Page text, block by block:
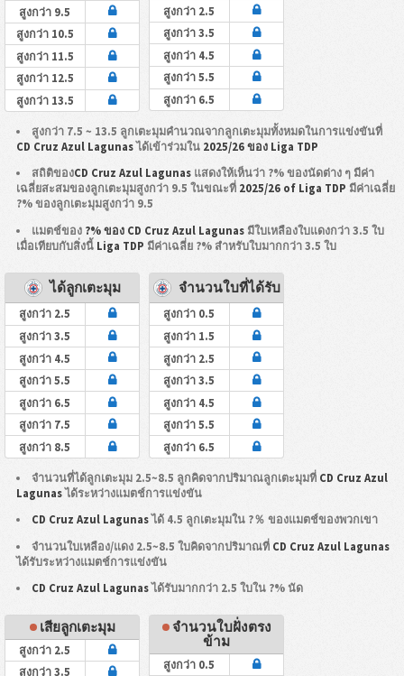
สูงกว่า 9.5
สูงกว่า 10.5
สูงกว่า 11.5
สูงกว่า 12.5
สูงกว่า 13.5
สูงกว่า 2.5
สูงกว่า 3.5
สูงกว่า 4.5
สูงกว่า 5.5
สูงกว่า 6.5
สูงกว่า 7.5 ~ 13.5 ลูกเตะมุมคำนวณจากลูกเตะมุมทั้งหมดในการแข่งขันที่
CD Cruz Azul Lagunasได้เข้าร่วมใน 2025/26 ของ Liga TDP
สถิติของCD Cruz Azul Lagunas แสดงให้เห็นว่า ?% ของนัดต่าง ๆ มีค่า
เฉลี่ยสะสมของลูกเตะมุมสูงกว่า 9.5 ในขณะที่ 2025/26 of Liga TDP มีค่าเฉลี่ย
?% ของลูกเตะมุมสูงกว่า 9.5
แมตช์ของ ?% ของ CD Cruz Azul Lagunas มีใบเหลืองใบแดงกว่า 3.5 ใบ
เมื่อเทียบกับสิ่งนี้ Liga TDP มีค่าเฉลี่ย ?% สำหรับใบมากกว่า 3.5 ใบ
ได้ลูกเตะมุม
สูงกว่า 2.5
สูงกว่า 3.5
สูงกว่า 4.5
สูงกว่า 5.5
สูงกว่า 6.5
สูงกว่า 7.5
สูงกว่า 8.5
จำนวนใบที่ได้รับ
สูงกว่า 0.5
สูงกว่า 1.5
สูงกว่า 2.5
สูงกว่า 3.5
สูงกว่า 4.5
สูงกว่า 5.5
สูงกว่า 6.5
จำนวนที่ได้ลูกเตะมุม 2.5~8.5 ลูกคิดจากปริมาณลูกเตะมุมที่ CD Cruz Azul
Lagunasได้ระหว่างแมตช์การแข่งขัน
CD Cruz Azul Lagunasได้ 4.5 ลูกเตะมุมใน ?％ ของแมตช์ของพวกเขา
จำนวนใบเหลือง/แดง 2.5~8.5 ใบคิดจากปริมาณที่ CD Cruz Azul Lagunas
ได้รับระหว่างแมตช์การแข่งขัน
CD Cruz Azul Lagunasได้รับมากกว่า 2.5 ใบใน ?% นัด
เสียลูกเตะมุม
สูงกว่า 2.5
สูงกว่า 3.5
จำนวนใบฝั่งตรง
ข้าม
สูงกว่า 0.5